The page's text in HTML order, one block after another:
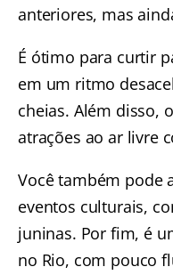
anteriores, mas
É ótimo para curtir
em um ritmo
cheias. Além disso,
atrações ao ar livre
Você também pode
eventos culturais,
juninas. Por fim, é
no Rio, com pouco